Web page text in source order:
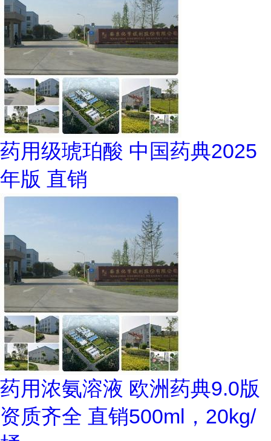
药用级琥珀酸 中国药典2025
年版 直销
药用浓氨溶液 欧洲药典9.0版
资质齐全 直销500ml，20kg/